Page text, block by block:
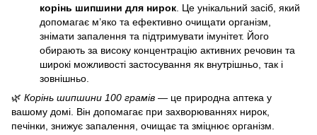
корінь шипшини для нирок . Це унікальний засіб, який
допомагає м’яко та ефективно очищати організм,
знімати запалення та підтримувати імунітет. Його
обирають за високу концентрацію активних речовин та
широкі можливості застосування як внутрішньо, так і
зовнішньо.
🌿 Корінь шипшини 100 грамів — це природна аптека у
вашому домі. Він допомагає при захворюваннях нирок,
печінки, знижує запалення, очищає та зміцнює організм.